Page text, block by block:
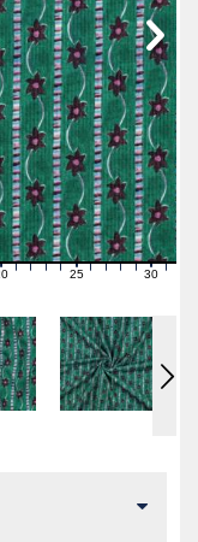
21222324252627282930 31